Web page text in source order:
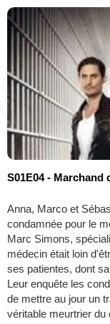
S01E04 - Marchand
Anna, Marco et
condamnée pour le
Marc Simons,
médecin était loin
ses patientes, dont
Leur enquête les
de mettre au jour un
véritable meurtrier du